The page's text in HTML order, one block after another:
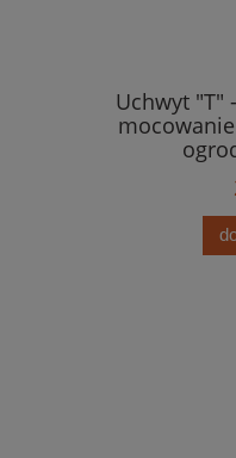
Uchwyt "T"